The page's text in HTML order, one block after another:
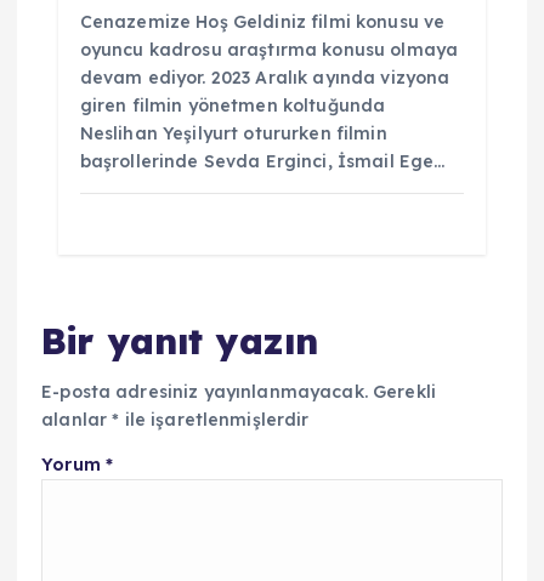
Cenazemize Hoş Geldiniz filmi konusu ve
oyuncu kadrosu araştırma konusu olmaya
devam ediyor. 2023 Aralık ayında vizyona
giren filmin yönetmen koltuğunda
Neslihan Yeşilyurt otururken filmin
başrollerinde Sevda Erginci, İsmail Ege…
Bir yanıt yazın
E-posta adresiniz yayınlanmayacak. Gerekli
alanlar* ile işaretlenmişlerdir
Yorum *